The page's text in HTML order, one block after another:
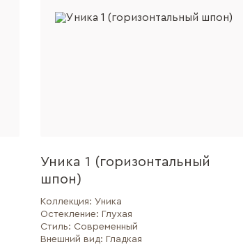
Уника 1 (горизонтальный
шпон)
Коллекция: Уника
Остекление: Глухая
Стиль: Современный
Внешний вид: Гладкая